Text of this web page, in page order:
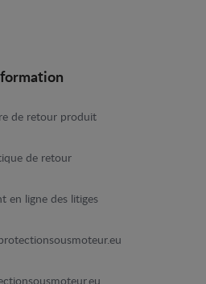
de retour produit
de retour
en ligne des litiges